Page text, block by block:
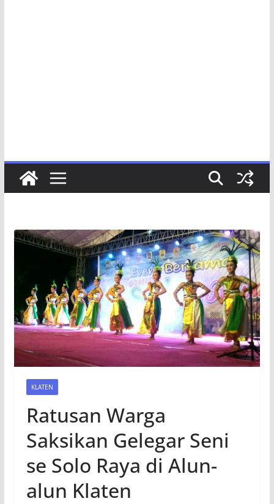
KLATEN
Ratusan Warga
Saksikan Gelegar Seni
se Solo Raya di Alun-
alun Klaten